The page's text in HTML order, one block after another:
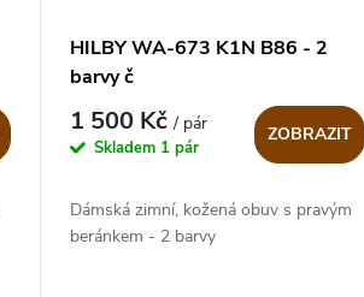
HILBY WA-673 K1N B86 - 2
barvy č
1 500 Kč/ pár
Skladem 1 pár
ZOBRAZIT
Dámská zimní, kožená obuv s pravým
beránkem - 2 barvy